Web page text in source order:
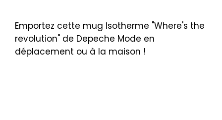
Emportez cette mug Isotherme "Where's the
revolution" de Depeche Mode en
déplacement ou à la maison !